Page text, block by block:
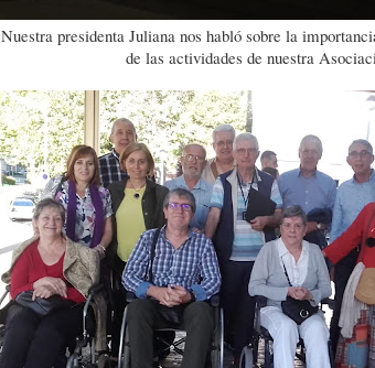
Nuestra presidenta Juliana nos habló sobre la
de las actividades de nuestra